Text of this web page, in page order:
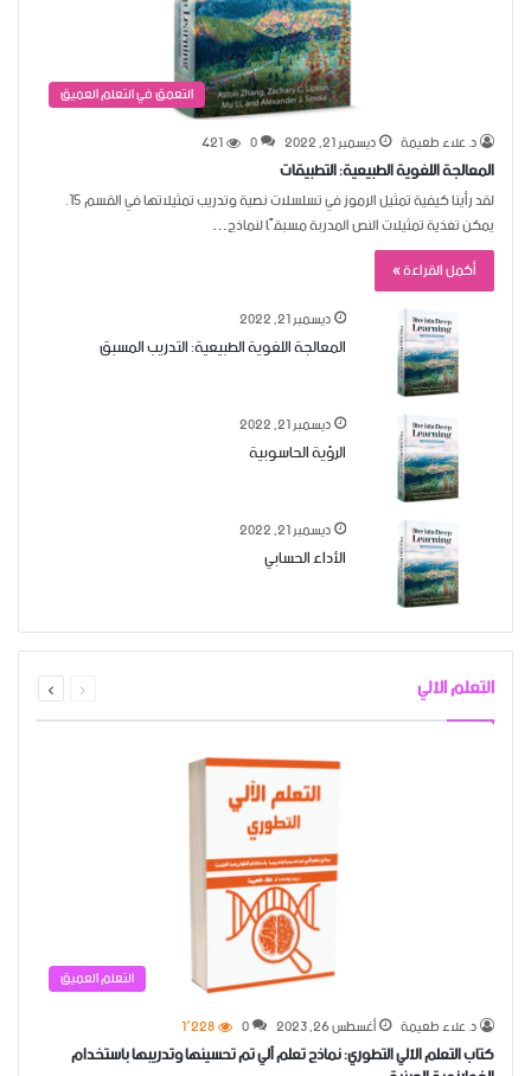
التعمق في التعلم العميق
د. علاء طعيمة
ديسمبر 21, 2022 0
421
المعالجة اللغوية الطبيعية: التطبيقات
لقد رأينا كيفية تمثيل الرموز في تسلسلات نصية وتدريب تمثيلاتها في القسم 15.
يمكن تغذية تمثيلات النص المدربة مسبقًا لنماذج…
أكمل القراءة »
ديسمبر 21, 2022
المعالجة اللغوية الطبيعية: التدريب المسبق
ديسمبر 21, 2022
الرؤية الحاسوبية
ديسمبر 21, 2022
الأداء الحسابي
التعلم الآلي الصفحة
التعلم العميق
د. علاء طعيمة
أغسطس 26, 2023 0 1٬228
كتاب التعلم الآلي التطوري: نماذج تعلم آلي تم تحسينها وتدريبها باستخدام